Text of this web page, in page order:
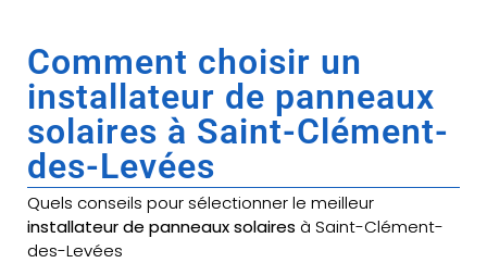
Comment choisir un
installateur de panneaux
solaires à Saint-Clément-
des-Levées
Quels conseils pour sélectionner le meilleur
installateur de panneaux solaires à Saint-Clément-
des-Levées